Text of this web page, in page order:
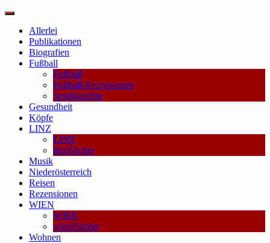
Main
Allerlei
Publikationen
Biografien
Fußball
Fußball
Fußball-Rezensionen
Spielberichte
Gesundheit
Köpfe
LINZ
LINZ
linzBücher
Musik
Niederösterreich
Reisen
Rezensionen
WIEN
WIEN
wienBücher
Wohnen